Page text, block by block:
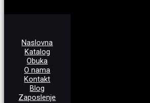
Naslovna
Katalog
Obuka
O nama
Kontakt
Blog
Zaposlenje